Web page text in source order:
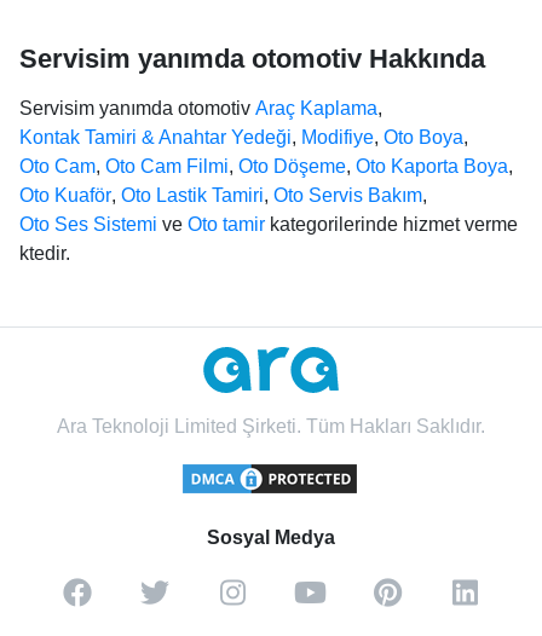
Servisim yanımda otomotiv Hakkında
Servisim yanımda otomotiv Araç Kaplama,
Kontak Tamiri & Anahtar Yedeği, Modifiye, Oto Boya,
Oto Cam, Oto Cam Filmi, Oto Döşeme, Oto Kaporta Boya,
Oto Kuaför, Oto Lastik Tamiri, Oto Servis Bakım,
Oto Ses Sistemi ve Oto tamir kategorilerinde hizmet verme
ktedir.
Ara Teknoloji Limited Şirketi. Tüm Hakları Saklıdır.
Sosyal Medya